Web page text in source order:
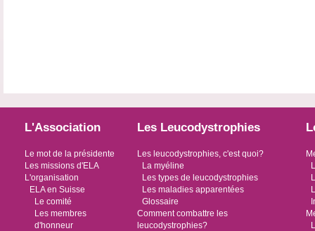
L'Association
Le mot de la présidente
Les missions d'ELA
L'organisation
ELA en Suisse
Le comité
Les membres
d'honneur
Les Leucodystrophies
Les leucodystrophies, c'est quoi?
La myéline
Les types de leucodystrophies
Les maladies apparentées
Glossaire
Comment combattre les
leucodystrophies?